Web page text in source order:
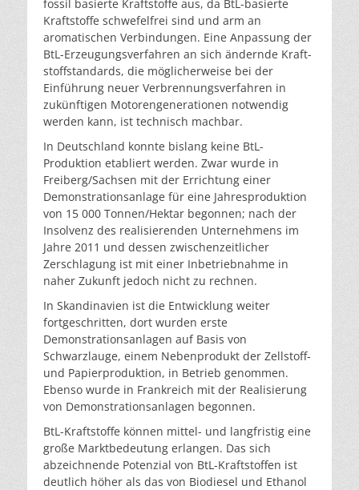
fossil basierte Kraft­stoffe aus, da BtL-basierte
Kraftstoffe schwefelfrei sind und arm an
aromatischen Verbindungen. Eine Anpassung der
BtL-Erzeugungsverfahren an sich ändernde Kraft­
stoffstandards, die möglicherweise bei der
Einführung neuer Verbrennungsverfahren in
zukünftigen Motoren­generationen notwendig
werden kann, ist technisch machbar.
In Deutschland konnte bislang keine BtL-
Produktion eta­bliert werden. Zwar wurde in
Freiberg/Sachsen mit der Errichtung einer
Demonstrationsanlage für eine Jahres­produktion
von 15 000 Tonnen/Hektar begonnen; nach der
Insolvenz des realisierenden Unternehmens im
Jahre 2011 und dessen zwischenzeitlicher
Zerschlagung ist mit einer Inbetriebnahme in
naher Zukunft jedoch nicht zu rechnen.
In Skandinavien ist die Entwicklung weiter
fortgeschrit­ten, dort wurden erste
Demonstrationsanlagen auf Basis von
Schwarzlauge, einem Nebenprodukt der Zellstoff-
und Papierproduktion, in Betrieb genommen.
Ebenso wurde in Frankreich mit der Realisierung
von Demonstra­tionsanlagen begonnen.
BtL-Kraftstoffe können mittel- und langfristig eine
große Marktbedeutung erlangen. Das sich
abzeichnende Poten­zial von BtL-Kraftstoffen ist
deutlich höher als das von Biodiesel und Ethanol